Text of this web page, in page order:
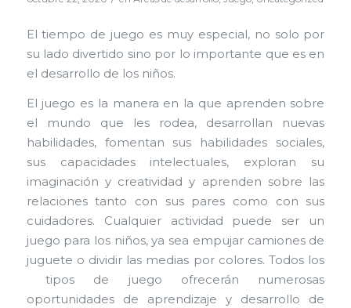
El tiempo de juego es muy especial, no solo por
su lado divertido sino por lo importante que es en
el desarrollo de los niños.
El juego es la manera en la que aprenden sobre
el mundo que les rodea, desarrollan nuevas
habilidades, fomentan sus habilidades sociales,
sus capacidades intelectuales, exploran su
imaginación y creatividad y aprenden sobre las
relaciones tanto con sus pares como con sus
cuidadores. Cualquier actividad puede ser un
juego para los niños, ya sea empujar camiones de
juguete o dividir las medias por colores. Todos los
tipos de juego ofrecerán numerosas
oportunidades de aprendizaje y desarrollo de